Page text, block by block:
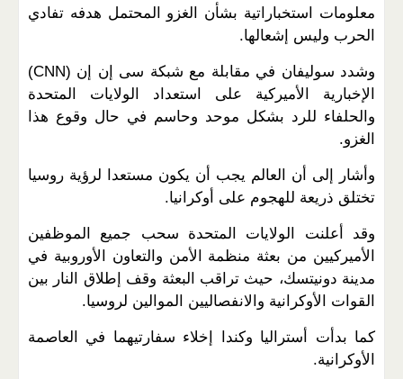
معلومات استخباراتية بشأن الغزو المحتمل هدفه تفادي
الحرب وليس إشعالها.
وشدد سوليفان في مقابلة مع شبكة سى إن إن (CNN)
الإخبارية الأميركية على استعداد الولايات المتحدة
والحلفاء للرد بشكل موحد وحاسم في حال وقوع هذا
الغزو.
وأشار إلى أن العالم يجب أن يكون مستعدا لرؤية روسيا
تختلق ذريعة للهجوم على أوكرانيا.
وقد أعلنت الولايات المتحدة سحب جميع الموظفين
الأميركيين من بعثة منظمة الأمن والتعاون الأوروبية في
مدينة دونيتسك، حيث تراقب البعثة وقف إطلاق النار بين
القوات الأوكرانية والانفصاليين الموالين لروسيا.
كما بدأت أستراليا وكندا إخلاء سفارتيهما في العاصمة
الأوكرانية.